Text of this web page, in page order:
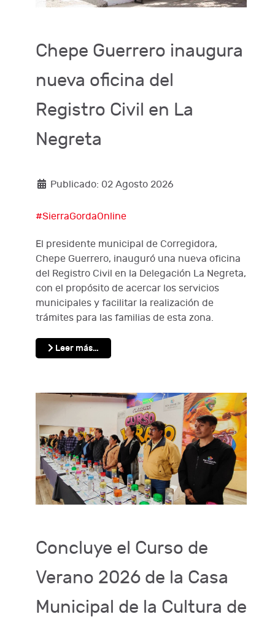
Chepe Guerrero inaugura
nueva oficina del
Registro Civil en La
Negreta
Publicado: 02 Agosto 2026
#SierraGordaOnline
El presidente municipal de Corregidora,
Chepe Guerrero, inauguró una nueva oficina
del Registro Civil en la Delegación La Negreta,
con el propósito de acercar los servicios
municipales y facilitar la realización de
trámites para las familias de esta zona.
Leer más…
Concluye el Curso de
Verano 2026 de la Casa
Municipal de la Cultura de